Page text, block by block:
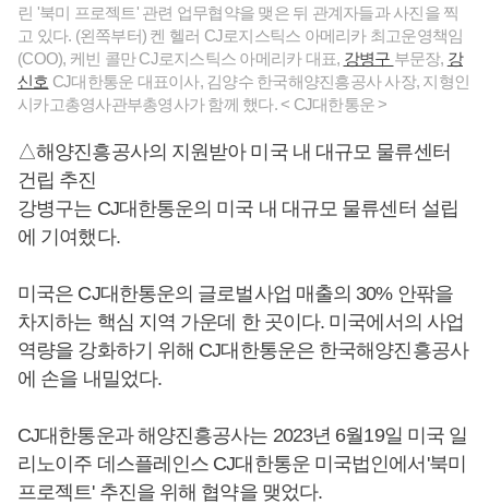
린 '북미 프로젝트' 관련 업무협약을 맺은 뒤 관계자들과 사진을 찍
고 있다. (왼쪽부터) 켄 헬러 CJ로지스틱스 아메리카 최고운영책임
(COO), 케빈 콜만 CJ로지스틱스 아메리카 대표, 강병구 부문장, 강
신호 CJ대한통운 대표이사, 김양수 한국해양진흥공사 사장, 지형인
시카고총영사관부총영사가 함께 했다. < CJ대한통운 >
△해양진흥공사의 지원받아 미국 내 대규모 물류센터
건립 추진
강병구는 CJ대한통운의 미국 내 대규모 물류센터 설립
에 기여했다.
미국은 CJ대한통운의 글로벌사업 매출의 30% 안팎을
차지하는 핵심 지역 가운데 한 곳이다. 미국에서의 사업
역량을 강화하기 위해 CJ대한통운은 한국해양진흥공사
에 손을 내밀었다.
CJ대한통운과 해양진흥공사는 2023년 6월19일 미국 일
리노이주 데스플레인스 CJ대한통운 미국법인에서'북미
프로젝트' 추진을 위해 협약을 맺었다.